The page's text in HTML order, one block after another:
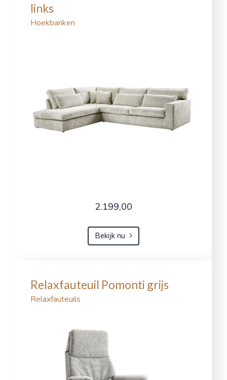
links
Hoekbanken
2.199,00
Bekijk nu
Relaxfauteuil Pomonti grijs
Relaxfauteuils